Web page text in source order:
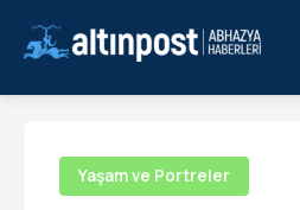
Yaşam ve Portreler